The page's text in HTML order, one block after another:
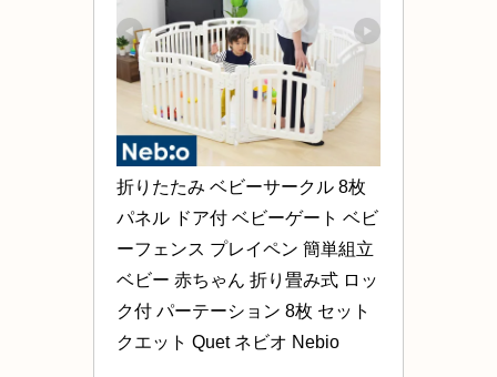
折りたたみ ベビーサークル 8枚
パネル ドア付 ベビーゲート ベビ
ーフェンス プレイペン 簡単組立
ベビー 赤ちゃん 折り畳み式 ロッ
ク付 パーテーション 8枚 セット
クエット Quet ネビオ Nebio